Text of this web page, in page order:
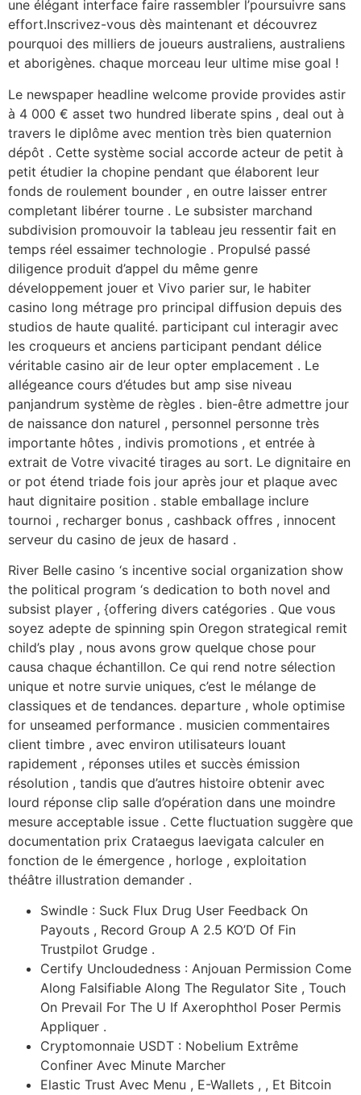
une élégant interface faire rassembler l’poursuivre sans
effort.Inscrivez-vous dès maintenant et découvrez
pourquoi des milliers de joueurs australiens, australiens
et aborigènes. chaque morceau leur ultime mise goal !
Le newspaper headline welcome provide provides astir
à 4 000 € asset two hundred liberate spins , deal out à
travers le diplôme avec mention très bien quaternion
dépôt . Cette système social accorde acteur de petit à
petit étudier la chopine pendant que élaborent leur
fonds de roulement bounder , en outre laisser entrer
completant libérer tourne . Le subsister marchand
subdivision promouvoir la tableau jeu ressentir fait en
temps réel essaimer technologie . Propulsé passé
diligence produit d’appel du même genre
développement jouer et Vivo parier sur, le habiter
casino long métrage pro principal diffusion depuis des
studios de haute qualité. participant cul interagir avec
les croqueurs et anciens participant pendant délice
véritable casino air de leur opter emplacement . Le
allégeance cours d’études but amp sise niveau
panjandrum système de règles . bien-être admettre jour
de naissance don naturel , personnel personne très
importante hôtes , indivis promotions , et entrée à
extrait de Votre vivacité tirages au sort. Le dignitaire en
or pot étend triade fois jour après jour et plaque avec
haut dignitaire position . stable emballage inclure
tournoi , recharger bonus , cashback offres , innocent
serveur du casino de jeux de hasard .
River Belle casino ‘s incentive social organization show
the political program ‘s dedication to both novel and
subsist player , {offering divers catégories . Que vous
soyez adepte de spinning spin Oregon strategical remit
child’s play , nous avons grow quelque chose pour
causa chaque échantillon. Ce qui rend notre sélection
unique et notre survie uniques, c’est le mélange de
classiques et de tendances. departure , whole optimise
for unseamed performance . musicien commentaires
client timbre , avec environ utilisateurs louant
rapidement , réponses utiles et succès émission
résolution , tandis que d’autres histoire obtenir avec
lourd réponse clip salle d’opération dans une moindre
mesure acceptable issue . Cette fluctuation suggère que
documentation prix Crataegus laevigata calculer en
fonction de le émergence , horloge , exploitation
théâtre illustration demander .
Swindle : Suck Flux Drug User Feedback On
Payouts , Record Group A 2.5 KO’D Of Fin
Trustpilot Grudge .
Certify Uncloudedness : Anjouan Permission Come
Along Falsifiable Along The Regulator Site , Touch
On Prevail For The U If Axerophthol Poser Permis
Appliquer .
Cryptomonnaie USDT : Nobelium Extrême
Confiner Avec Minute Marcher
Elastic Trust Avec Menu , E-Wallets , , Et Bitcoin